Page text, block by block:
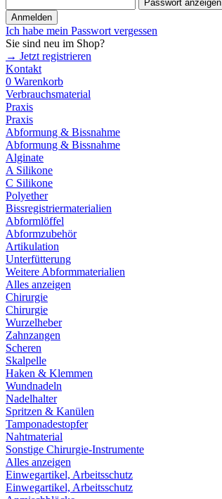
Passwort anzeigen
Anmelden
Ich habe mein Passwort vergessen
Sie sind neu im Shop?
→ Jetzt registrieren
Kontakt
0 Warenkorb
Verbrauchsmaterial
Praxis
Praxis
Abformung & Bissnahme
Abformung & Bissnahme
Alginate
A Silikone
C Silikone
Polyether
Bissregistriermaterialien
Abformlöffel
Abformzubehör
Artikulation
Unterfütterung
Weitere Abformmaterialien
Alles anzeigen
Chirurgie
Chirurgie
Wurzelheber
Zahnzangen
Scheren
Skalpelle
Haken & Klemmen
Wundnadeln
Nadelhalter
Spritzen & Kanülen
Tamponadestopfer
Nahtmaterial
Sonstige Chirurgie-Instrumente
Alles anzeigen
Einwegartikel, Arbeitsschutz
Einwegartikel, Arbeitsschutz